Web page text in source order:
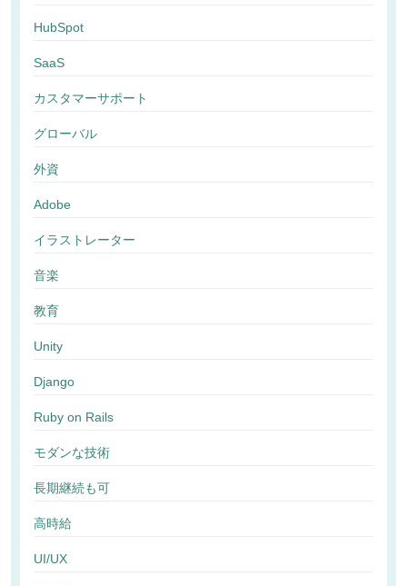
HubSpot
SaaS
カスタマーサポート
グローバル
外資
Adobe
イラストレーター
音楽
教育
Unity
Django
Ruby on Rails
モダンな技術
長期継続も可
高時給
UI/UX